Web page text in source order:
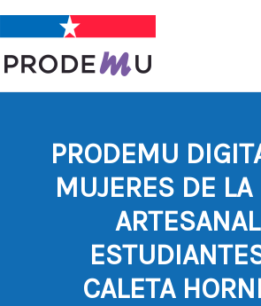
contenido
PRODEMU
MUJERES DE LA
CALETA